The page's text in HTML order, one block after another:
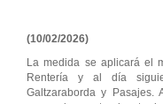
(10/02/2026)
La medida se aplicará el
Rentería y al día
Galtzaraborda y